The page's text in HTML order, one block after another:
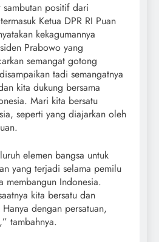
positif dari
Ketua DPR RI Puan
kekagumannya
Prabowo yang
semangat gotong
tadi semangatnya
kita dukung bersama
Mari kita bersatu
seperti yang diajarkan oleh
elemen bangsa untuk
yang terjadi selama pemilu
membangun Indonesia.
kita bersatu dan
dengan persatuan,
tambahnya.